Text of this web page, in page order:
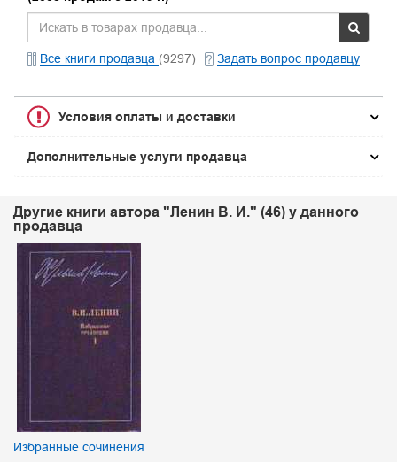
Все книги продавца (9297) Задать вопрос продавцу
Условия оплаты и доставки
Дополнительные услуги продавца
Другие книги автора "Ленин В. И." (46) у данного
продавца
Избранные сочинения